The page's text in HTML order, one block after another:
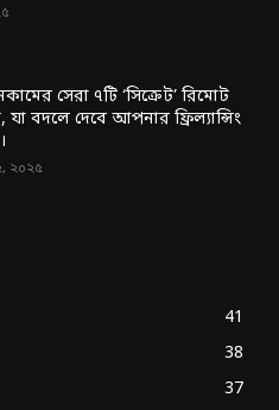
সেরা ৭টি ‘সিক্রেট’ রিমোট
বদলে দেবে আপনার ফ্রিল্যান্সিং
২০২৫
41
38
37